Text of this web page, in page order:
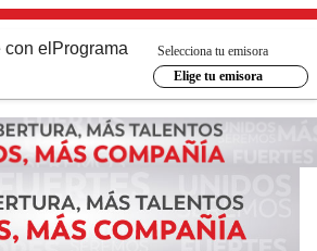
con el Programa
Selecciona tu emisora
Elige tu emisora